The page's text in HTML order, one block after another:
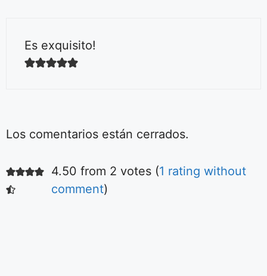
Es exquisito!
Los comentarios están cerrados.
4.50 from 2 votes (1 rating without
comment)
Ensalada fácil
de tomates